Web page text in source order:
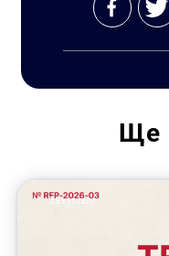
Ще
Закупівлі